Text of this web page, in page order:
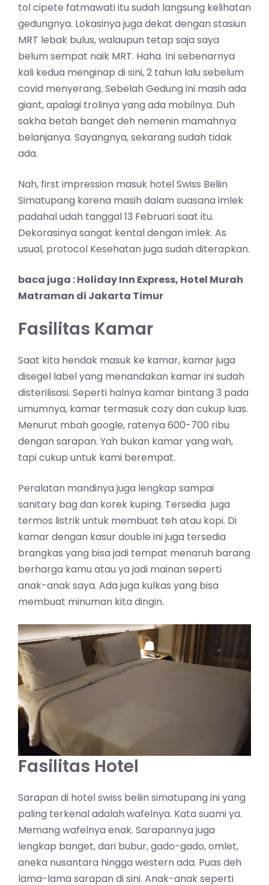
tol cipete fatmawati itu sudah langsung kelihatan
gedungnya. Lokasinya juga dekat dengan stasiun
MRT lebak bulus, walaupun tetap saja saya
belum sempat naik MRT. Haha. Ini sebenarnya
kali kedua menginap di sini, 2 tahun lalu sebelum
covid menyerang. Sebelah Gedung ini masih ada
giant, apalagi trolinya yang ada mobilnya. Duh
sakha betah banget deh nemenin mamahnya
belanjanya. Sayangnya, sekarang sudah tidak
ada.
Nah, first impression masuk hotel Swiss Beliin
Simatupang karena masih dalam suasana imlek
padahal udah tanggal 13 Februari saat itu.
Dekorasinya sangat kental dengan imlek. As
usual, protocol Kesehatan juga sudah diterapkan.
baca juga :Holiday Inn Express, Hotel Murah
Matraman di Jakarta Timur
Fasilitas Kamar
Saat kita hendak masuk ke kamar, kamar juga
disegel label yang menandakan kamar ini sudah
disterilisasi. Seperti halnya kamar bintang 3 pada
umumnya, kamar termasuk cozy dan cukup luas.
Menurut mbah google, ratenya 600-700 ribu
dengan sarapan. Yah bukan kamar yang wah,
tapi cukup untuk kami berempat.
Peralatan mandinya juga lengkap sampai
sanitary bag dan korek kuping. Tersedia juga
termos listrik untuk membuat teh atau kopi. Di
kamar dengan kasur double ini juga tersedia
brangkas yang bisa jadi tempat menaruh barang
berharga kamu atau ya jadi mainan seperti
anak-anak saya. Ada juga kulkas yang bisa
membuat minuman kita dingin.
Fasilitas Hotel
Sarapan di hotel swiss beliin simatupang ini yang
paling terkenal adalah wafelnya. Kata suami ya.
Memang wafelnya enak. Sarapannya juga
lengkap banget, dari bubur, gado-gado, omlet,
aneka nusantara hingga western ada. Puas deh
lama-lama sarapan di sini. Anak-anak seperti